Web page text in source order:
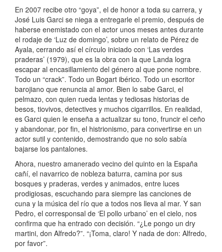
En 2007 recibe otro “goya”, el de honor a toda su carrera, y
José Luis Garci se niega a entregarle el premio, después de
haberse enemistado con el actor unos meses antes durante
el rodaje de ‘Luz de domingo’, sobre un relato de Pérez de
Ayala, cerrando así el círculo iniciado con ‘Las verdes
praderas’ (1979), que es la obra con la que Landa logra
escapar al encasillamiento del género al que pone nombre.
Todo un “crack”. Todo un Bogart ibérico. Todo un escritor
barojiano que renuncia al amor. Bien lo sabe Garci, el
pelmazo, con quien rueda lentas y tediosas historias de
besos, tiovivos, detectives y muchos cigarrillos. En realidad,
es Garci quien le enseña a actualizar su tono, fruncir el ceño
y abandonar, por fin, el histrionismo, para convertirse en un
actor sutil y contenido, demostrando que no solo sabía
bajarse los pantalones.
Ahora, nuestro amanerado vecino del quinto en la España
cañí, el navarrico de nobleza baturra, camina por sus
bosques y praderas, verdes y animados, entre luces
prodigiosas, escuchando para siempre las canciones de
cuna y la música del río que a todos nos lleva al mar. Y san
Pedro, el corresponsal de ‘El pollo urbano’ en el cielo, nos
confirma que ha entrado con decisión. “¿Le pongo un dry
martini, don Alfredo?”. “¡Toma, claro! Y nada de don: Alfredo,
por favor”.